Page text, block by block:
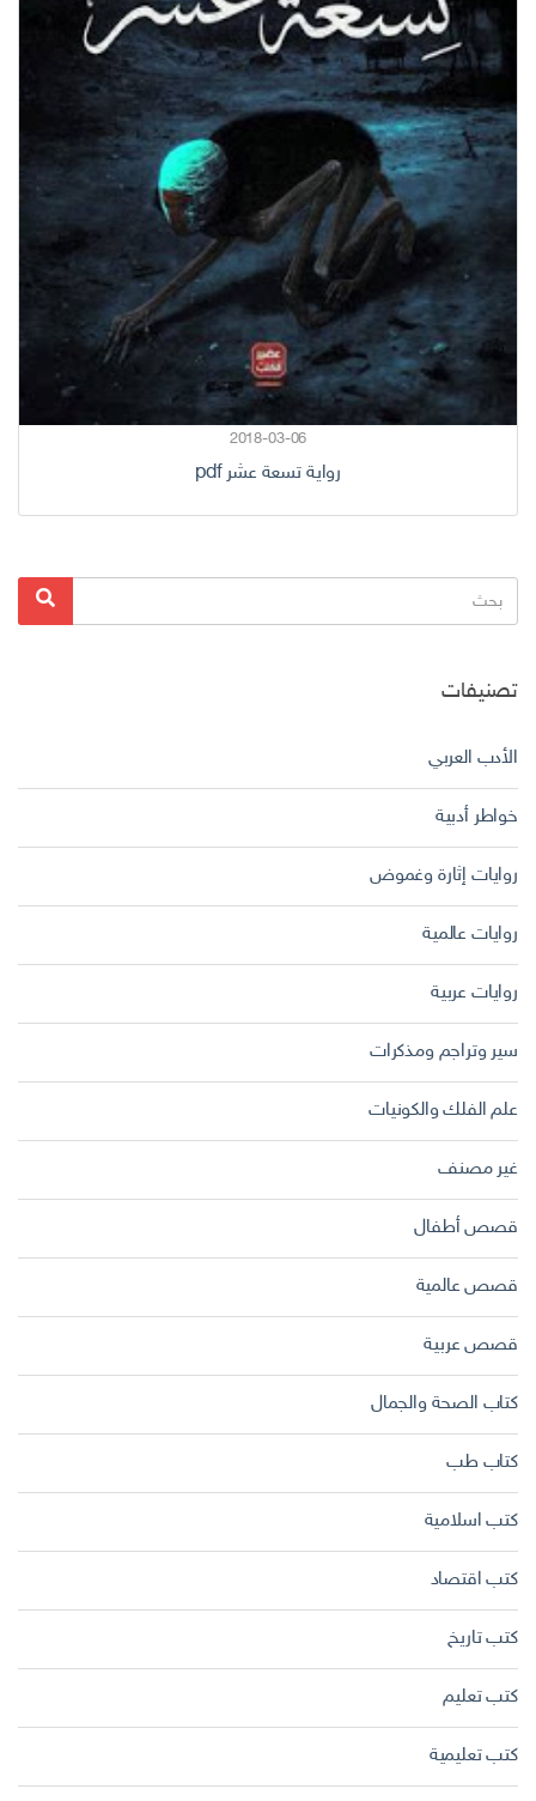
2018-03-06
رواية تسعة عشر pdf
البحث
عن:
بحث
تصنيفات
الأدب العربي
خواطر أدبية
روايات إثارة وغموض
روايات عالمية
روايات عربية
سير وتراجم ومذكرات
علم الفلك والكونيات
غير مصنف
قصص أطفال
قصص عالمية
قصص عربية
كتاب الصحة والجمال
كتاب طب
كتب اسلامية
كتب اقتصاد
كتب تاريخ
كتب تعليم
كتب تعليمية